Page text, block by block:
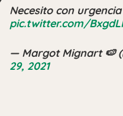
Necesito con
pic.twitter.com/
— Margot Mignart 🍉
29, 2021